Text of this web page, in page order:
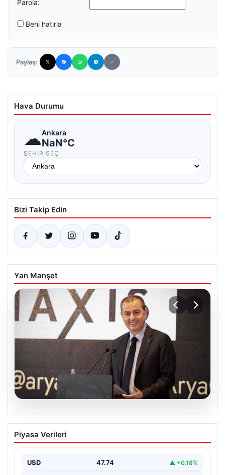
Parola:
Beni hatırla
Paylaş:
Hava Durumu
☁Ankara
NaN°C
ŞEHIR SEÇ
Bizi Takip Edin
Yan Manşet
07.08.2026
İş Bankası’nda Yönetim Kadrosunda
Önemli Değişiklik: Hakan Aran Görevini
Türkiye'nin köklü finans kuruluşlarından İş Bankası'nda
Piyasa Verileri
USD 47.74 ▲ +0.18%